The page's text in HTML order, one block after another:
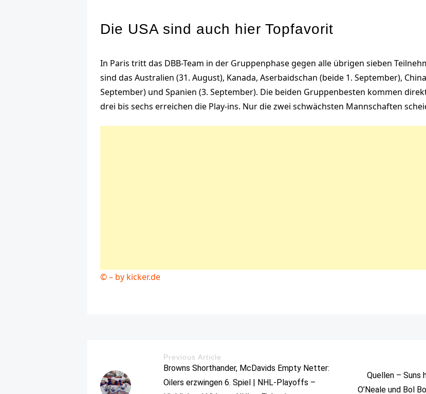
Die USA sind auch hier Topfavorit
In Paris tritt das DBB-Team in der Gruppenphase gegen alle übrigen sieben
sind das Australien (31. August), Kanada, Aserbaidschan (beide 1. September),
September) und Spanien (3. September). Die beiden Gruppenbesten kommen
drei bis sechs erreichen die Play-ins. Nur die zwei schwächsten Mannschaften
© – by kicker.de
Previous Article
Browns Shorthander, McDavids Empty Netter:
Oilers erzwingen 6. Spiel | NHL-Playoffs –
Quellen – Suns
O’Neale und Bol